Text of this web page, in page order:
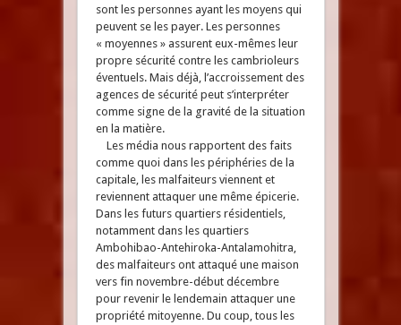
sont les personnes ayant les moyens qui
peuvent se les payer. Les personnes
« moyennes » assurent eux-mêmes leur
propre sécurité contre les cambrioleurs
éventuels. Mais déjà, l’accroissement des
agences de sécurité peut s’interpréter
comme signe de la gravité de la situation
en la matière.
Les média nous rapportent des faits
comme quoi dans les périphéries de la
capitale, les malfaiteurs viennent et
reviennent attaquer une même épicerie.
Dans les futurs quartiers résidentiels,
notamment dans les quartiers
Ambohibao-Antehiroka-Antalamohitra,
des malfaiteurs ont attaqué une maison
vers fin novembre-début décembre
pour revenir le lendemain attaquer une
propriété mitoyenne. Du coup, tous les